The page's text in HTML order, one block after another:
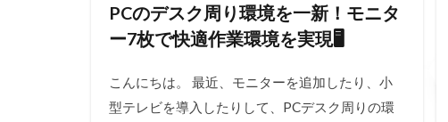
PCのデスク周り環境を一新！モニタ
ー7枚で快適作業環境を実現🖥️
こんにちは。 最近、モニターを追加したり、小
型テレビを導入したりして、PCデスク周りの環